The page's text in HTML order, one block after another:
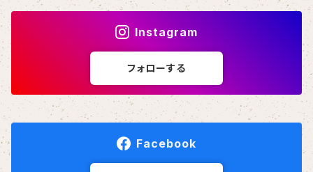
Instagram
フォローする
Facebook